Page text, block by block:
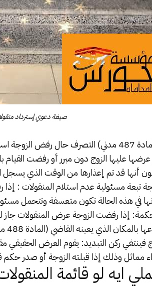
صيغة دعوي إسترداد
حال رفض الزوجة استلام
عرضها عليها الزوج دون مبرر أو رفضت القيام
تبعة مسئولية عدم استلام المنقولات :
إذا رفضت الزوجة عرض المنقولات
فينتفي ركن التبديد: يقوم العرض الحقيقي
مماثل وذلك إذا قبلته الزوجة أو صدر حكم قضائي
ايه لو قائمة